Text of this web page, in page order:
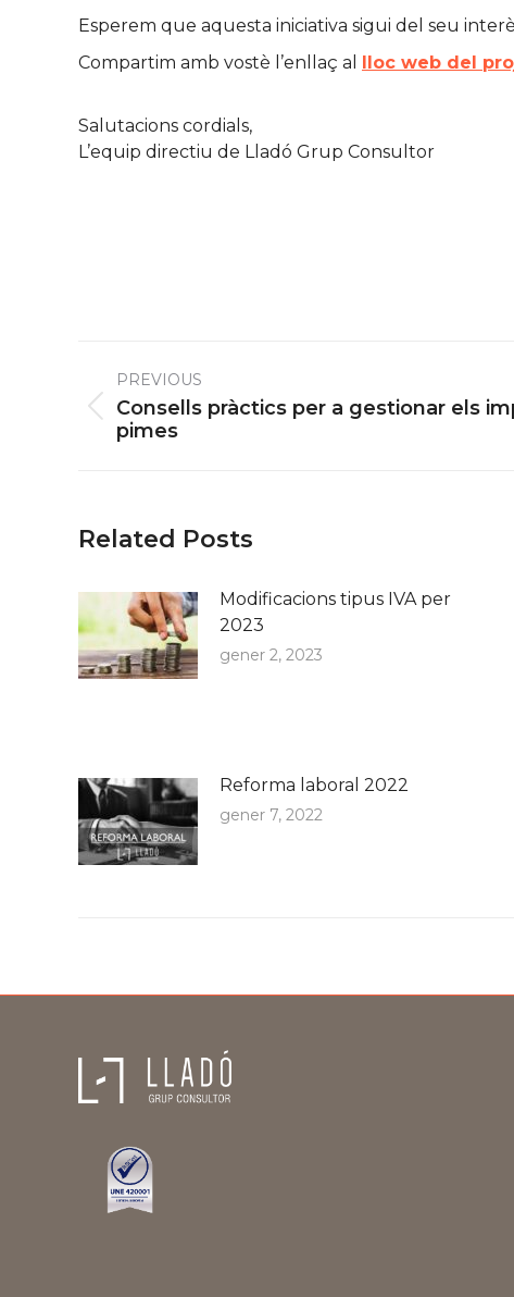
Esperem que aquesta iniciativa sigui del seu
Compartim amb vostè l’enllaç al lloc web del
Salutacions cordials,
L’equip directiu de Lladó Grup Consultor
navigation
PREVIOUS
Previous
post:
Consells pràctics per a gestionar els
pimes
Related Posts
Modificacions tipus IVA per
2023
gener 2, 2023
Reforma laboral 2022
gener 7, 2022